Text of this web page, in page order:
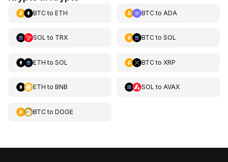
BTCto ETH BTCto ADA
SOL to TRX BTCto SOL
ETH to SOL BTCto XRP
ETH to BNB SOL to AVAX
BTCto DOGE